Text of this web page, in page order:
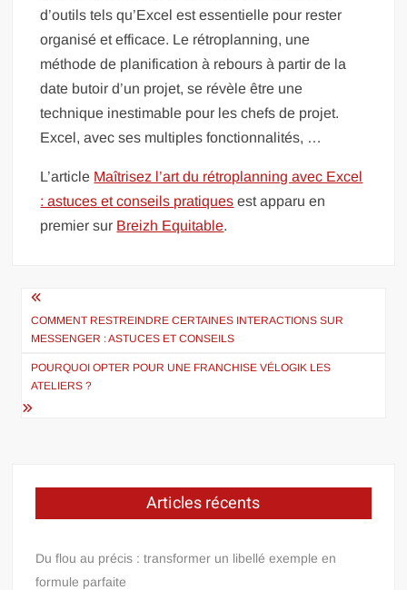
d’outils tels qu’Excel est essentielle pour rester
organisé et efficace. Le rétroplanning, une
méthode de planification à rebours à partir de la
date butoir d’un projet, se révèle être une
technique inestimable pour les chefs de projet.
Excel, avec ses multiples fonctionnalités, …
L’article Maîtrisez l’art du rétroplanning avec Excel
: astuces et conseils pratiques est apparu en
premier sur Breizh Equitable.
Navigation
de
l’article
COMMENT RESTREINDRE CERTAINES INTERACTIONS SUR
MESSENGER : ASTUCES ET CONSEILS
POURQUOI OPTER POUR UNE FRANCHISE VÉLOGIK LES
ATELIERS ?
Articles récents
Du flou au précis : transformer un libellé exemple en
formule parfaite